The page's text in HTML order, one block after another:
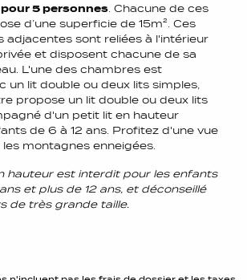
5 personnes . Chacune de ces
d’une superficie de 15m². Ces
adjacentes sont reliées à l'intérieur
et disposent chacune de sa
L'une des chambres est
un lit double ou deux lits simples,
propose un lit double ou deux lits
d'un petit lit en hauteur
de 6 à 12 ans. Profitez d'une vue
montagnes enneigées.
hauteur est interdit pour les enfants
et plus de 12 ans, et déconseillé
de très grande taille.